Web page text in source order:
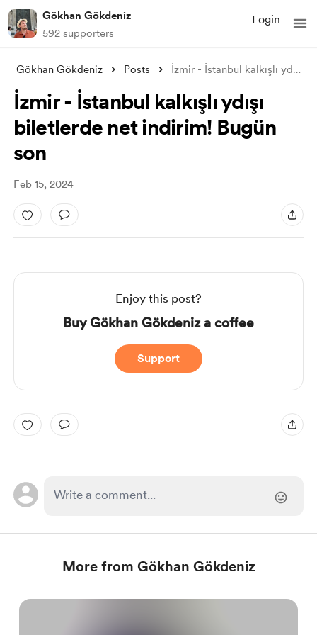
Gökhan Gökdeniz
592 supporters
Login
Gökhan Gökdeniz Posts İzmir - İstanbul kalkışlı ydışı biletler
İzmir - İstanbul kalkışlı ydışı
biletlerde net indirim! Bugün
son
Feb 15, 2024
Enjoy this post?
Buy Gökhan Gökdeniz a coffee
Support
More from Gökhan Gökdeniz